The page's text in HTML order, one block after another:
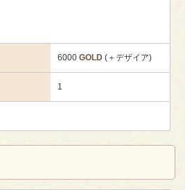
6000 GOLD(＋デザイア)
1